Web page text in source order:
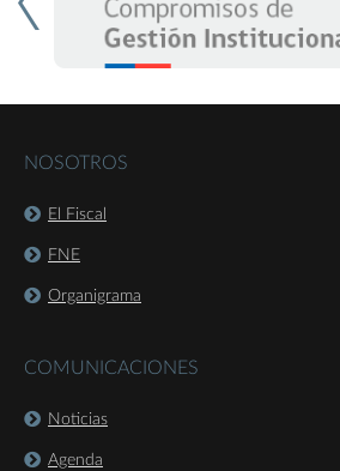
NOSOTROS
El Fiscal
FNE
Organigrama
COMUNICACIONES
Noticias
Agenda